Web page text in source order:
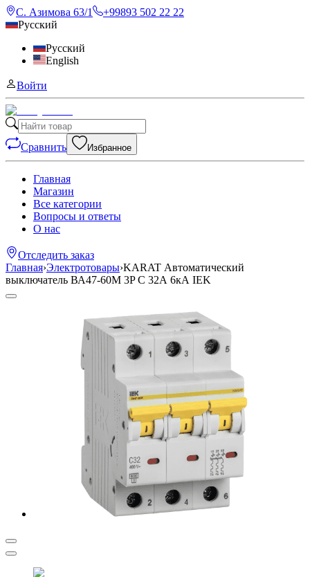
С. Азимова 63/1
+99893 502 22 22
Русский
Русский
English
Войти
Сравнить Избранное
Главная
Магазин
Все категории
Вопросы и ответы
О нас
Отследить заказ
Главная›Электротовары›KARAT Автоматический
выключатель ВА47-60M 3P C 32А 6кА IEK